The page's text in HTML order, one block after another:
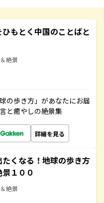
もとく中国のことばと
絶景
の歩き方」があなたにお届
と癒やしの絶景集
詳細を見る
くなる！地球の歩き方
１００
絶景